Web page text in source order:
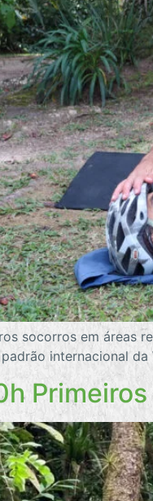
socorros em áreas
internacional